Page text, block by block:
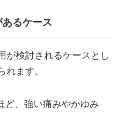
るケース
が検討されるケースとし
れます。
ど、強い痛みやかゆみ